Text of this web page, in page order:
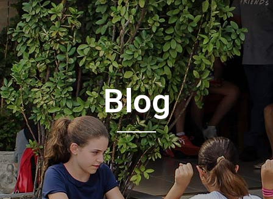
Blog